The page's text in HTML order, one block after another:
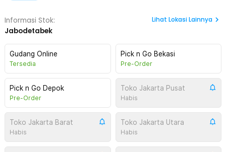
Informasi Stok:
Jabodetabek
Lihat Lokasi Lainnya
Gudang Online
Tersedia
Pick n Go Bekasi
Pre-Order
Pick n Go Depok
Pre-Order
Toko Jakarta Pusat
Habis
Toko Jakarta Barat
Habis
Toko Jakarta Utara
Habis